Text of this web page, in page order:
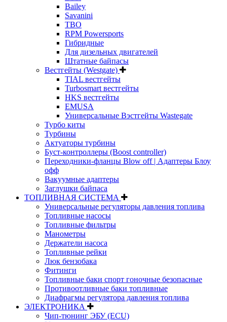
Bailey
Savanini
TBO
RPM Powersports
Гибридные
Для дизельных двигателей
Штатные байпасы
Вестгейты (Westgate)
TIAL вестгейты
Turbosmart вестгейты
HKS вестгейты
EMUSA
Универсальные Вэстгейты Wastegate
Турбо киты
Турбины
Актуаторы турбины
Буст-контроллеры (Boost controller)
Переходники-фланцы Blow off | Адаптеры Блоу
офф
Вакуумные адаптеры
Заглушки байпаса
ТОПЛИВНАЯ СИСТЕМА
Универсальные регуляторы давления топлива
Топливные насосы
Топливные фильтры
Манометры
Держатели насоса
Топливные рейки
Люк бензобака
Фитинги
Топливные баки спорт гоночные безопасные
Противоотливные баки топливные
Диафрагмы регулятора давления топлива
ЭЛЕКТРОНИКА
Чип-тюнинг ЭБУ (ECU)